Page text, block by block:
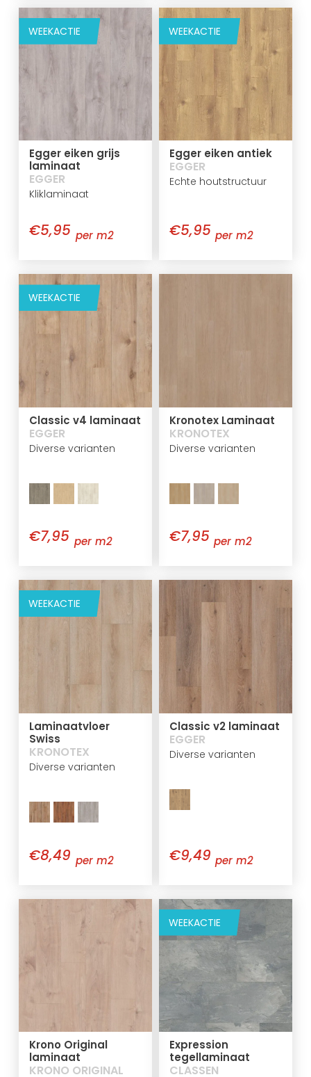
WEEKACTIE
Egger eiken grijs
laminaat
EGGER
Kliklaminaat
€5,95 per m2
WEEKACTIE
Egger eiken antiek
EGGER
Echte houtstructuur
€5,95 per m2
WEEKACTIE
Classic v4 laminaat
EGGER
Diverse varianten
€7,95 per m2
Kronotex Laminaat
KRONOTEX
Diverse varianten
€7,95 per m2
WEEKACTIE
Laminaatvloer
Swiss
KRONOTEX
Diverse varianten
€8,49 per m2
Classic v2 laminaat
EGGER
Diverse varianten
€9,49 per m2
Krono Original
laminaat
KRONO ORIGINAL
WEEKACTIE
Expression
tegellaminaat
CLASSEN